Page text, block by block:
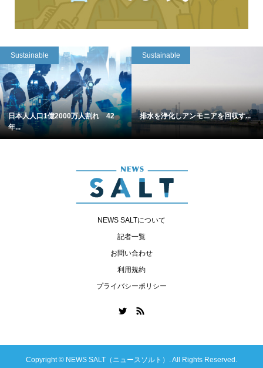
Sustainable
日本人人口1億2000万人割れ 42
年...
Sustainable
排水を浄化しアンモニアを回収す...
NEWS SALTについて
記者一覧
お問い合わせ
利用規約
プライバシーポリシー
Copyright © NEWS SALT（ニュースソルト）. All Rights Reserved.